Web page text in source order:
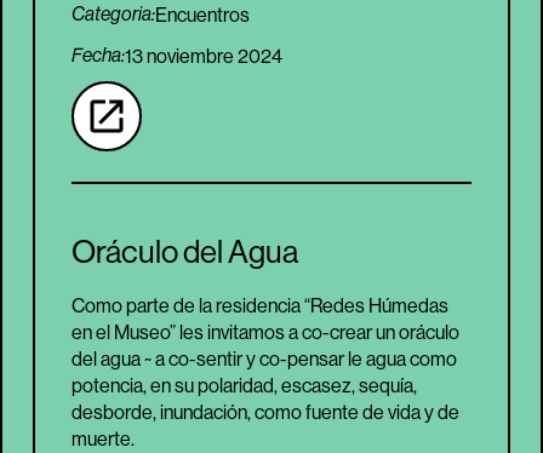
Categoria:Encuentros
Fecha:13 noviembre 2024
Oráculo del Agua
Como parte de la residencia “Redes Húmedas
en el Museo” les invitamos a co-crear un oráculo
del agua ~ a co-sentir y co-pensar le agua como
potencia, en su polaridad, escasez, sequía,
desborde, inundación, como fuente de vida y de
muerte.